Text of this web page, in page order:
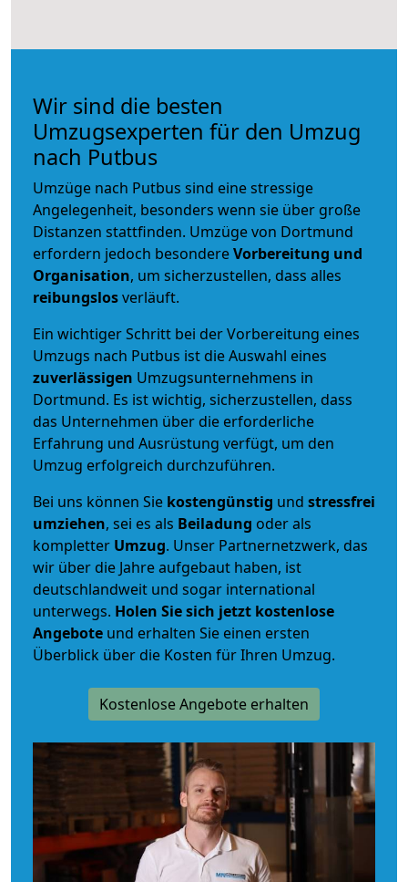
Wir sind die besten
Umzugsexperten für den Umzug
nach Putbus
Umzüge nach Putbus sind eine stressige
Angelegenheit, besonders wenn sie über große
Distanzen stattfinden. Umzüge von Dortmund
erfordern jedoch besondereVorbereitung und
Organisation, um sicherzustellen, dass alles
reibungslosverläuft.
Ein wichtiger Schritt bei der Vorbereitung eines
Umzugs nach Putbus ist die Auswahl eines
zuverlässigen Umzugsunternehmens in
Dortmund. Es ist wichtig, sicherzustellen, dass
das Unternehmen über die erforderliche
Erfahrung und Ausrüstung verfügt, um den
Umzug erfolgreich durchzuführen.
Bei uns können Sie kostengünstig und stressfrei
umziehen, sei es als Beiladung oder als
kompletter Umzug. Unser Partnernetzwerk, das
wir über die Jahre aufgebaut haben, ist
deutschlandweit und sogar international
unterwegs. Holen Sie sich jetzt kostenlose
Angebote und erhalten Sie einen ersten
Überblick über die Kosten für Ihren Umzug.
Kostenlose Angebote erhalten